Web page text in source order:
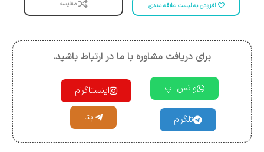
افزودن به لیست علاقه مندی مقایسه
برای دریافت مشاوره با ما در ارتباط باشید.
واتس اپ اینستاگرام
تلگرام ایتا